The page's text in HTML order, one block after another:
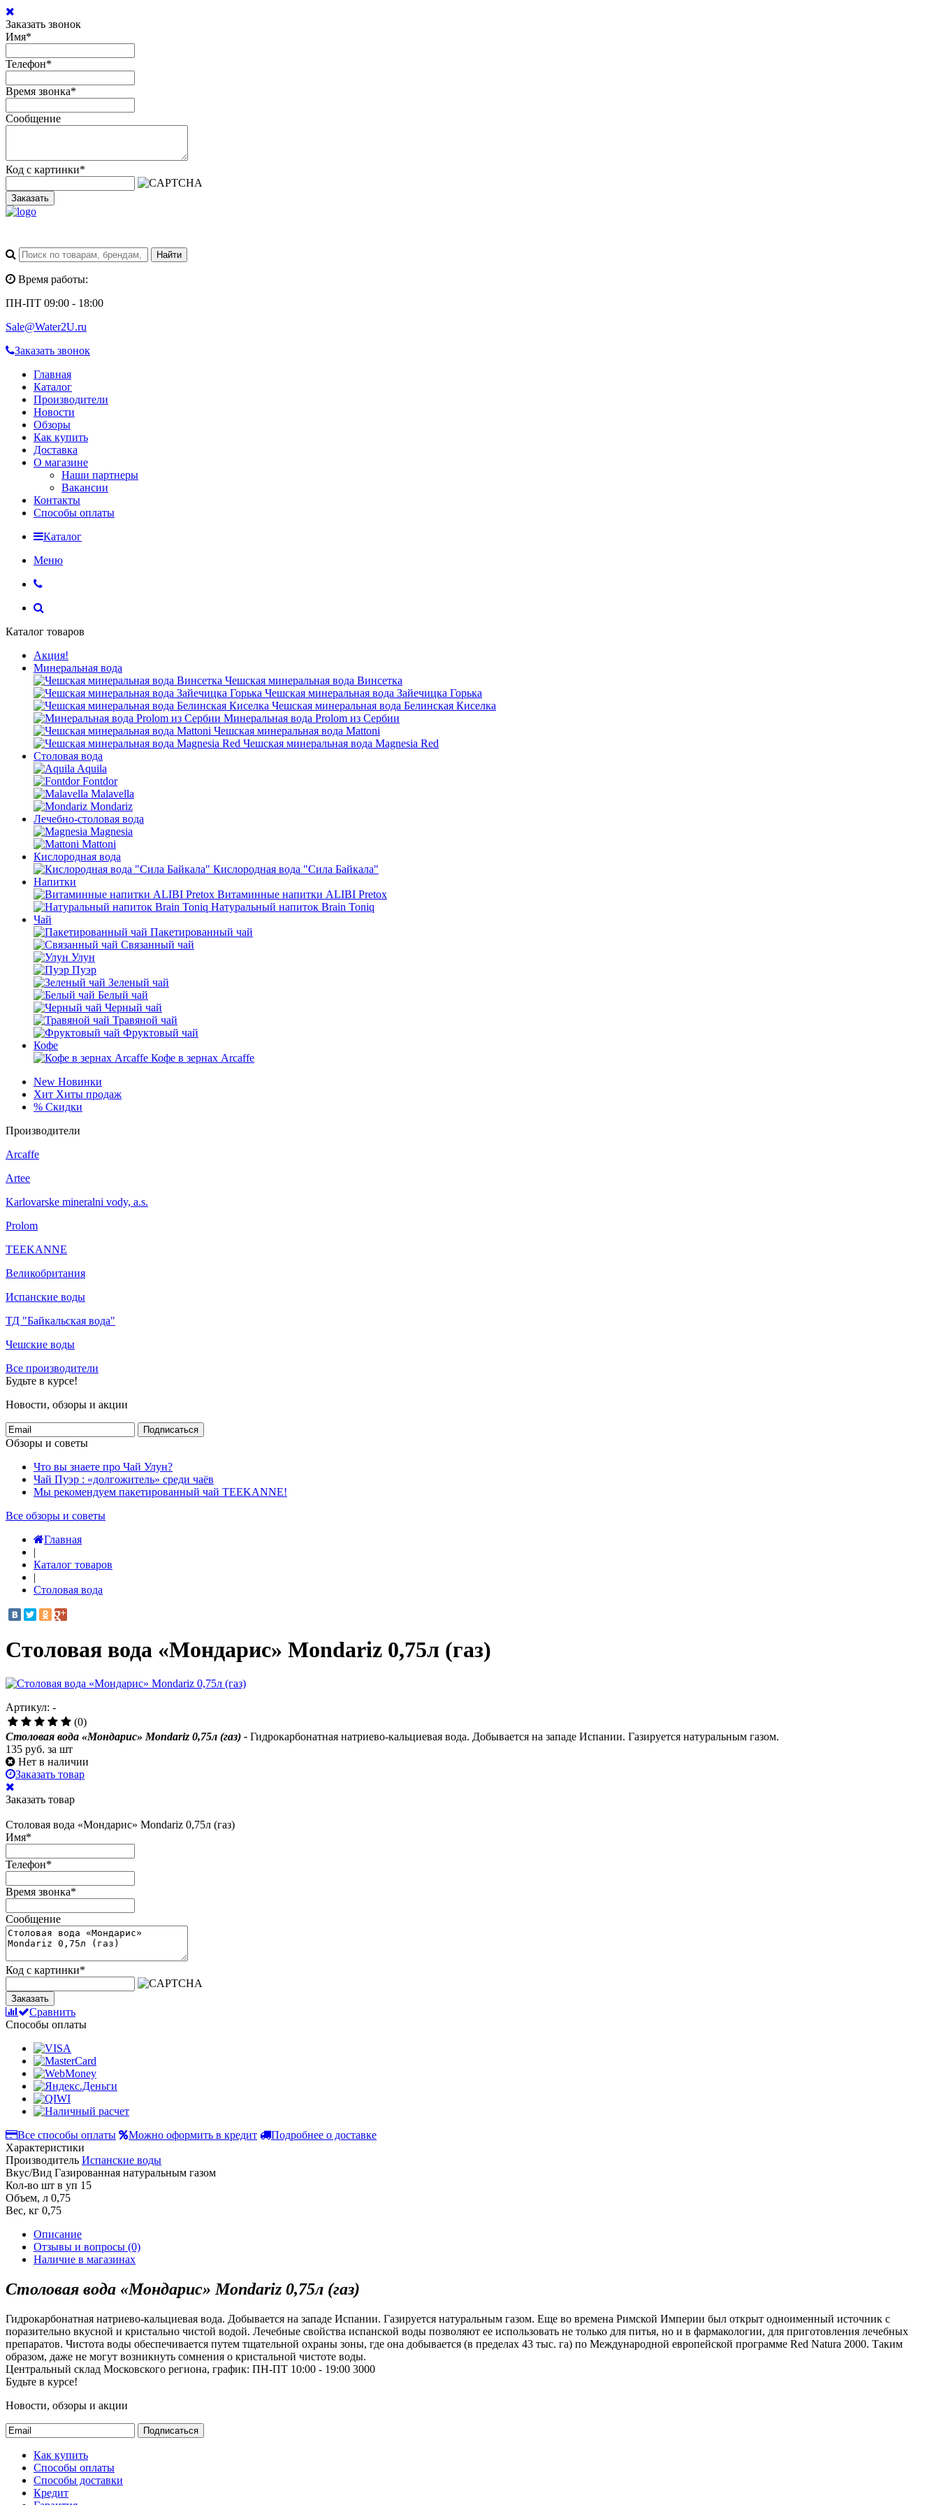
Заказать звонок
Имя*
Телефон*
Время звонка*
Сообщение
Код с картинки*
Заказать
Время работы:
ПН-ПТ 09:00 - 18:00
Sale@Water2U.ru
Заказать звонок
Главная
Каталог
Производители
Новости
Обзоры
Как купить
Доставка
О магазине
Наши партнеры
Вакансии
Контакты
Способы оплаты
Каталог
Меню
Каталог товаров
Акция!
Минеральная вода
Чешская минеральная вода Винсетка
Чешская минеральная вода Зайечицка Горька
Чешская минеральная вода Белинская Киселка
Минеральная вода Prolom из Сербии
Чешская минеральная вода Mattoni
Чешская минеральная вода Magnesia Red
Столовая вода
Aquila
Fontdor
Malavella
Mondariz
Лечебно-столовая вода
Magnesia
Mattoni
Кислородная вода
Кислородная вода "Сила Байкала"
Напитки
Витаминные напитки ALIBI Pretox
Натуральный напиток Brain Toniq
Чай
Пакетированный чай
Связанный чай
Улун
Пуэр
Зеленый чай
Белый чай
Черный чай
Травяной чай
Фруктовый чай
Кофе
Кофе в зернах Arcaffe
New Новинки
Хит Хиты продаж
% Скидки
Производители
Arcaffe
Artee
Karlovarske mineralni vody, a.s.
Prolom
TEEKANNE
Великобритания
Испанские воды
ТД "Байкальская вода"
Чешские воды
Все производители
Будьте в курсе!
Новости, обзоры и акции
Подписаться
Обзоры и советы
Что вы знаете про Чай Улун?
Чай Пуэр : «долгожитель» среди чаёв
Мы рекомендуем пакетированный чай TEEKANNE!
Все обзоры и советы
Главная
|
Каталог товаров
|
Столовая вода
Столовая вода «Мондарис» Mondariz 0,75л (газ)
Артикул: -
(0)
Столовая вода «Мондарис» Mondariz 0,75л (газ) - Гидрокарбонатная натриево-кальциевая вода. Добывается на западе Испании. Газируется натуральным газом.
135 руб. за шт
Нет в наличии
Заказать товар
Заказать товар
Столовая вода «Мондарис» Mondariz 0,75л (газ)
Имя*
Телефон*
Время звонка*
Сообщение
Код с картинки*
Заказать
Сравнить
Способы оплаты
Все способы оплаты Можно оформить в кредит
Подробнее о доставке
Характеристики
Производитель Испанские воды
Вкус/Вид Газированная натуральным газом
Кол-во шт в уп 15
Объем, л 0,75
Вес, кг 0,75
Описание
Отзывы и вопросы (0)
Наличие в магазинах
Столовая вода «Мондарис» Mondariz 0,75л (газ)
Гидрокарбонатная натриево-кальциевая вода. Добывается на западе Испании. Газируется натуральным газом. Еще во времена Римской Империи был открыт одноименный источник с
поразительно вкусной и кристально чистой водой. Лечебные свойства испанской воды позволяют ее использовать не только для питья, но и в фармакологии, для приготовления лечебных
препаратов. Чистота воды обеспечивается путем тщательной охраны зоны, где она добывается (в пределах 43 тыс. га) по Международной европейской программе Red Natura 2000. Таким
образом, даже не могут возникнуть сомнения о кристальной чистоте воды.
Центральный склад Московского региона, график: ПН-ПТ 10:00 - 19:00 3000
Будьте в курсе!
Новости, обзоры и акции
Подписаться
Как купить
Способы оплаты
Способы доставки
Кредит